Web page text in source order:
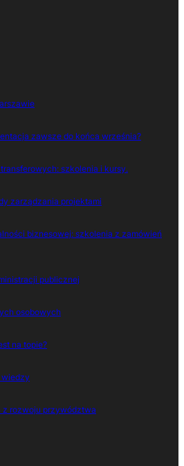
zawsze do końca września?
szkolenia i kursy.
zarządzania projektami
biznesowej: szkolenia z zamówień
publicznej
osobowych
na topie?
wiedzy
rozwoju przywództwa